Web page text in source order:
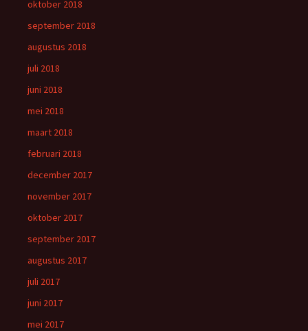
oktober 2018
september 2018
augustus 2018
juli 2018
juni 2018
mei 2018
maart 2018
februari 2018
december 2017
november 2017
oktober 2017
september 2017
augustus 2017
juli 2017
juni 2017
mei 2017